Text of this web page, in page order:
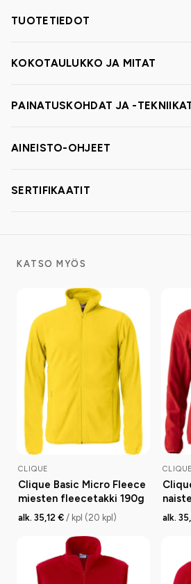
TUOTETIEDOT
KOKOTAULUKKO JA MITAT
PAINATUSKOHDAT JA -
AINEISTO-OHJEET
SERTIFIKAATIT
KATSO MYÖS
CLIQUE
Clique Basic Micro Fleece
miesten fleecetakki 190g
alk. 35,12 € / kpl (20 kpl)
CLIQUE
alk.